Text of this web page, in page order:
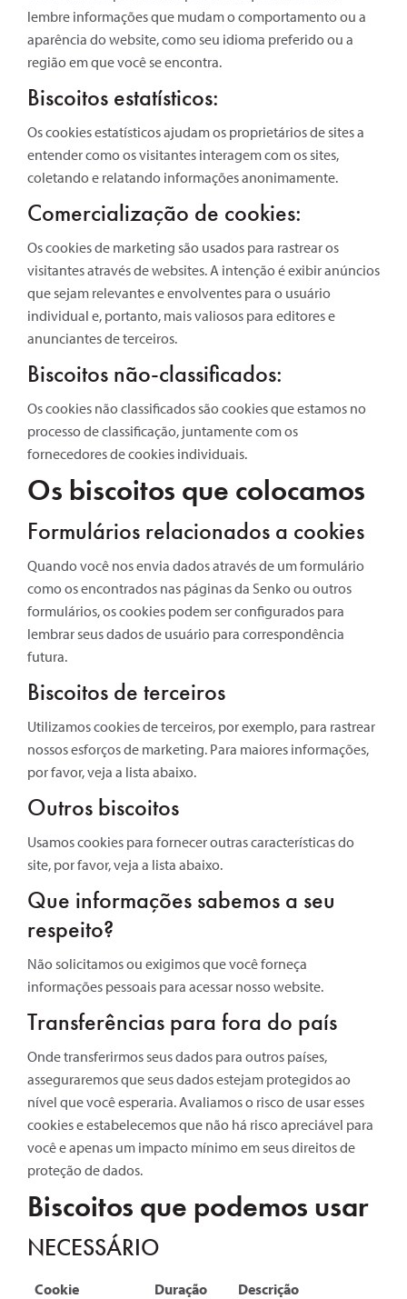
lembre informações que mudam o comportamento ou a
aparência do website, como seu idioma preferido ou a
região em que você se encontra.
Biscoitos estatísticos:
Os cookies estatísticos ajudam os proprietários de sites a
entender como os visitantes interagem com os sites,
coletando e relatando informações anonimamente.
Comercialização de cookies:
Os cookies de marketing são usados para rastrear os
visitantes através de websites. A intenção é exibir anúncios
que sejam relevantes e envolventes para o usuário
individual e, portanto, mais valiosos para editores e
anunciantes de terceiros.
Biscoitos não-classificados:
Os cookies não classificados são cookies que estamos no
processo de classificação, juntamente com os
fornecedores de cookies individuais.
Os biscoitos que colocamos
Formulários relacionados a cookies
Quando você nos envia dados através de um formulário
como os encontrados nas páginas da Senko ou outros
formulários, os cookies podem ser configurados para
lembrar seus dados de usuário para correspondência
futura.
Biscoitos de terceiros
Utilizamos cookies de terceiros, por exemplo, para rastrear
nossos esforços de marketing. Para maiores informações,
por favor, veja a lista abaixo.
Outros biscoitos
Usamos cookies para fornecer outras características do
site, por favor, veja a lista abaixo.
Que informações sabemos a seu
respeito?
Não solicitamos ou exigimos que você forneça
informações pessoais para acessar nosso website.
Transferências para fora do país
Onde transferirmos seus dados para outros países,
asseguraremos que seus dados estejam protegidos ao
nível que você esperaria. Avaliamos o risco de usar esses
cookies e estabelecemos que não há risco apreciável para
você e apenas um impacto mínimo em seus direitos de
proteção de dados.
Biscoitos que podemos usar
NECESSÁRIO
Cookie Duração Descrição